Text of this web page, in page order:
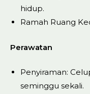
hidup.
Ramah Ruang
Perawatan
Penyiraman:
seminggu sekali.